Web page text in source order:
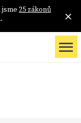
25 zákonů